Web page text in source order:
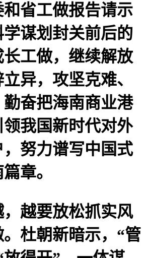
省工做报告请示
学谋划封关前后的
工做，继续解放
异，攻坚克难、
奋把海南商业港
我国新时代对外
努力谱写中国式
章。
越要放松抓实风
。杜朝新暗示，“管